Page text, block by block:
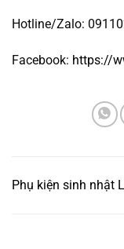
Hotline/Zalo:
Facebook: https://
Phụ kiện sinh nhật